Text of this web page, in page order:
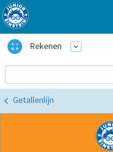
Rekenen
Getallenlijn